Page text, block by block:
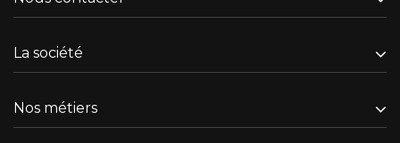
La société
Nos métiers